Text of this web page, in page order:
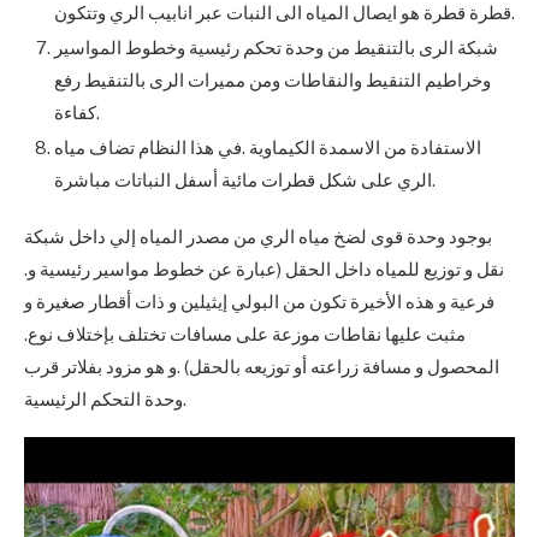
قطرة قطرة هو ايصال المياه الى النبات عبر انابيب الري وتتكون.
شبكة الرى بالتنقيط من وحدة تحكم رئيسية وخطوط المواسير
وخراطيم التنقيط والنقاطات ومن مميرات الرى بالتنقيط رفع
كفاءة.
الاستفادة من الاسمدة الكيماوية .في هذا النظام تضاف مياه
الري على شكل قطرات مائية أسفل النباتات مباشرة.
بوجود وحدة قوى لضخ مياه الري من مصدر المياه إلي داخل شبكة
نقل و توزيع للمياه داخل الحقل (عبارة عن خطوط مواسير رئيسية و.
فرعية و هذه الأخيرة تكون من البولي إيثيلين و ذات أقطار صغيرة و
مثبت عليها نقاطات موزعة على مسافات تختلف بإختلاف نوع.
المحصول و مسافة زراعته أو توزيعه بالحقل) .و هو مزود بفلاتر قرب
وحدة التحكم الرئيسية.